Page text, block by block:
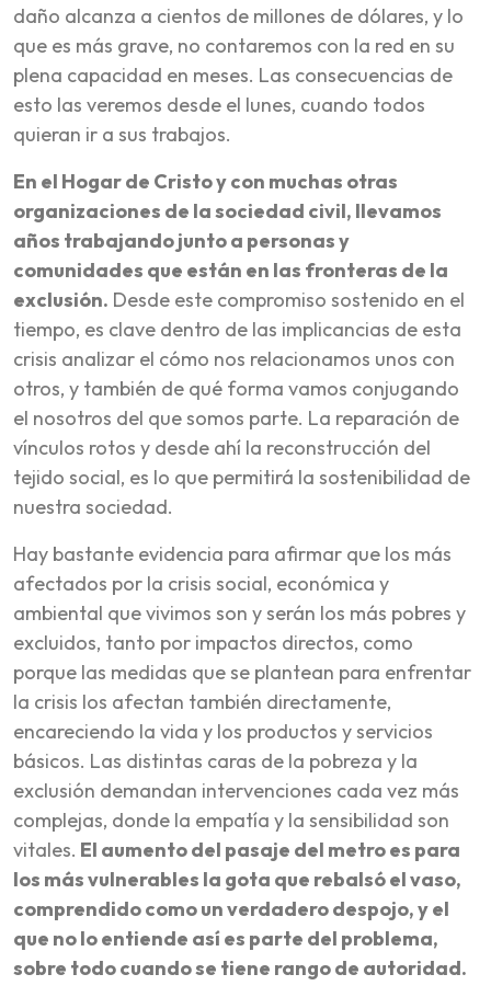
daño alcanza a cientos de millones de dólares, y lo
que es más grave, no contaremos con la red en su
plena capacidad en meses. Las consecuencias de
esto las veremos desde el lunes, cuando todos
quieran ir a sus trabajos.
En el Hogar de Cristo y con muchas otras
organizaciones de la sociedad civil, llevamos
años trabajando junto a personas y
comunidades que están en las fronteras de la
exclusión. Desde este compromiso sostenido en el
tiempo, es clave dentro de las implicancias de esta
crisis analizar el cómo nos relacionamos unos con
otros, y también de qué forma vamos conjugando
el nosotros del que somos parte. La reparación de
vínculos rotos y desde ahí la reconstrucción del
tejido social, es lo que permitirá la sostenibilidad de
nuestra sociedad.
Hay bastante evidencia para afirmar que los más
afectados por la crisis social, económica y
ambiental que vivimos son y serán los más pobres y
excluidos, tanto por impactos directos, como
porque las medidas que se plantean para enfrentar
la crisis los afectan también directamente,
encareciendo la vida y los productos y servicios
básicos. Las distintas caras de la pobreza y la
exclusión demandan intervenciones cada vez más
complejas, donde la empatía y la sensibilidad son
vitales. El aumento del pasaje del metro es para
los más vulnerables la gota que rebalsó el vaso,
comprendido como un verdadero despojo, y el
que no lo entiende así es parte del problema,
sobre todo cuando se tiene rango de autoridad.